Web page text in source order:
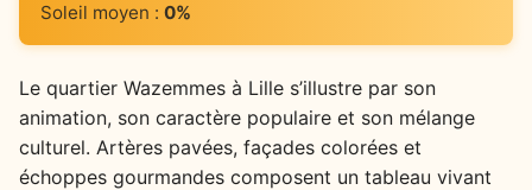
Soleil moyen : 0%
Le quartier Wazemmes à Lille s’illustre par son
animation, son caractère populaire et son mélange
culturel. Artères pavées, façades colorées et
échoppes gourmandes composent un tableau vivant